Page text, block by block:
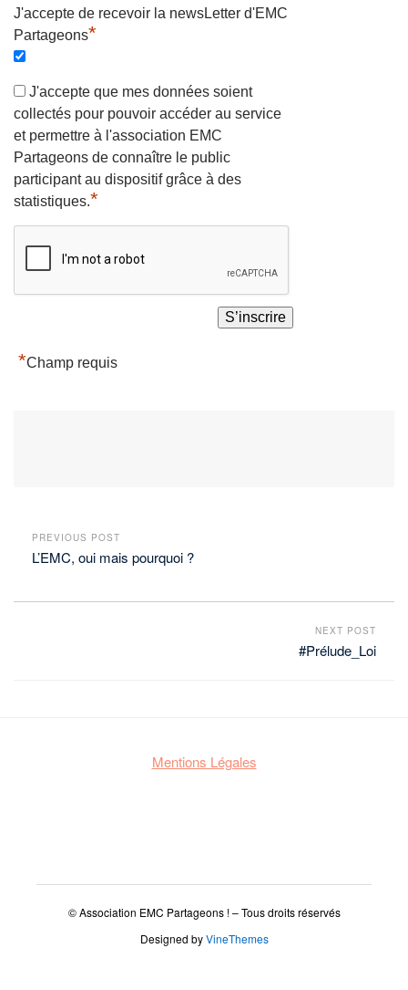
J'accepte de recevoir la newsLetter d'EMC
Partageons*
J'accepte que mes données soient
collectés pour pouvoir accéder au service
et permettre à l'association EMC
Partageons de connaître le public
participant au dispositif grâce à des
statistiques.*
*Champ requis
PREVIOUS POST
L’EMC, oui mais pourquoi ?
NEXT POST
#Prélude_Loi
Mentions Légales
© Association EMC Partageons ! – Tous droits réservés
Designed byVineThemes